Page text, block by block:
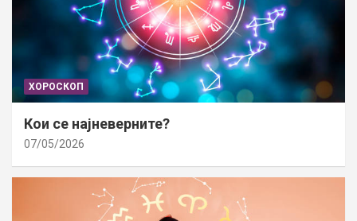
ХОРОСКОП
Кои се најневерните?
07/05/2026